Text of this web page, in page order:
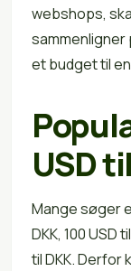
webshops,
et budget til
USD
Mange søger
DKK, 100 USD
til DKK.